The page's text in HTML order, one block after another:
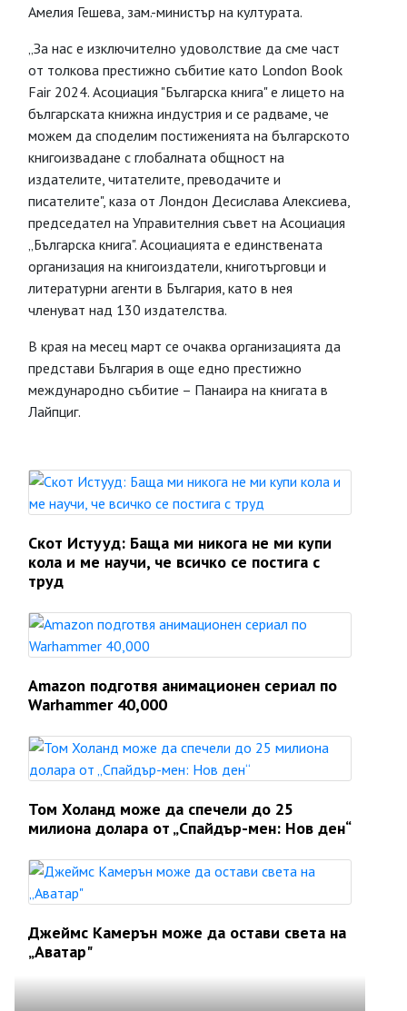
Амелия Гешева, зам.-министър на културата.
„За нас е изключително удоволствие да сме част
от толкова престижно събитие като London Book
Fair 2024. Асоциация "Българска книга" е лицето на
българската книжна индустрия и се радваме, че
можем да споделим постиженията на българското
книгоизвадане с глобалната общност на
издателите, читателите, преводачите и
писателите", каза от Лондон Десислава Алексиева,
председател на Управителния съвет на Асоциация
„Българска книга". Асоциацията е единствената
организация на книгоиздатели, книготърговци и
литературни агенти в България, като в нея
членуват над 130 издателства.
В края на месец март се очаква организацията да
представи България в още едно престижно
международно събитие – Панаира на книгата в
Лайпциг.
Скот Истууд: Баща ми никога не ми купи
кола и ме научи, че всичко се постига с
труд
Amazon подготвя анимационен сериал по
Warhammer 40,000
Том Холанд може да спечели до 25
милиона долара от „Спайдър-мен: Нов ден“
Джеймс Камерън може да остави света на
„Аватар"